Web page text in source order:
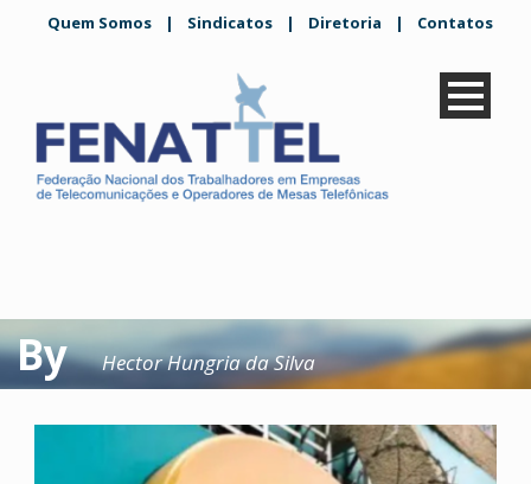
Quem Somos | Sindicatos | Diretoria | Contatos
By Hector Hungria da Silva